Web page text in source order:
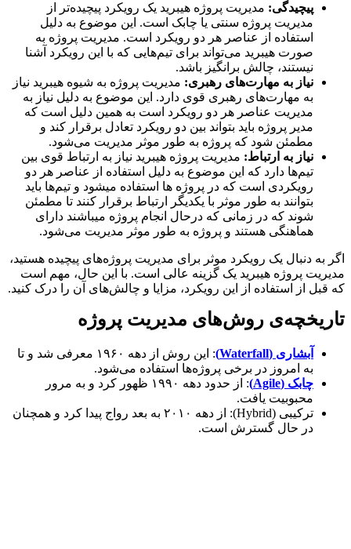
پیچیدگی: مدیریت پروژه هیبرید یک رویکرد پیچیده‌تر از
مدیریت پروژه سنتی یا چابک است. این موضوع به دلیل
استفاده از عناصر هر دو رویکرد است. مدیریت پروژه به
صورت هیبرید می‌تواند برای تیم‌هایی که با این رویکرد آشنا
نیستند، چالش برانگیز باشد.
نیاز به مهارت‌های رهبری: مدیریت پروژه به شیوه هیبرید نیاز
به مهارت‌های رهبری قوی دارد. این موضوع به دلیل نیاز به
مدیریت عناصر هر دو رویکرد است به همین دلیل است که
مدیر پروژه باید بتواند بین دو رویکرد تعادل برقرار کند و
مطمئن شود که پروژه به طور موثر مدیریت می‌شود.
نیاز به ارتباط: مدیریت پروژه هیبرید نیاز به ارتباط قوی بین
تیم‌ها دارد که این موضوع به دلیل استفاده از عناصر هر دو
رویکردی است که در پروژه ها استفاده میشود و تیم‌ها باید
بتوانند به طور موثر با یکدیگر ارتباط برقرار کنند تا مطمئن
شوند که در زمانی که درحال انجام پروژه میباشند دارای
هماهنگی هستند و پروژه به طور موثر مدیریت می‌شود.
اگر به دنبال یک رویکرد موثر برای مدیریت پروژه‌های پیچیده هستید،
مدیریت پروژه هیبرید یک گزینه عالی است. با این حال، مهم است
که قبل از استفاده از این رویکرد، مزایا و چالش‌های آن را درک کنید.
تاریخچه‌ی روش‌های مدیریت پروژه
آبشاری (Waterfall)
: این روش از دهه ۱۹۶۰ معرفی شد و تا
به امروز در برخی پروژه‌ها استفاده می‌شود.
چابک (Agile)
: از حدود دهه ۱۹۹۰ ظهور کرد و به مرور
محبوبیت یافت.
ترکیبی (Hybrid): از دهه ۲۰۱۰ به بعد رواج پیدا کرد و همچنان
در حال گسترش است.